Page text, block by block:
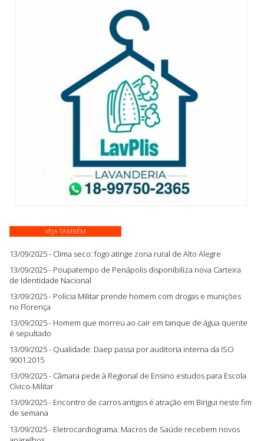
VEJA TAMBÉM
13/09/2025 - Clima seco: fogo atinge zona rural de Alto Alegre
13/09/2025 - Poupatempo de Penápolis disponibiliza nova Carteira
de Identidade Nacional
13/09/2025 - Polícia Militar prende homem com drogas e munições
no Florença
13/09/2025 - Homem que morreu ao cair em tanque de água quente
é sepultado
13/09/2025 - Qualidade: Daep passa por auditoria interna da ISO
9001:2015
13/09/2025 - Câmara pede à Regional de Ensino estudos para Escola
Cívico-Militar
13/09/2025 - Encontro de carros antigos é atração em Birigui neste fim
de semana
13/09/2025 - Eletrocardiograma: Macros de Saúde recebem novos